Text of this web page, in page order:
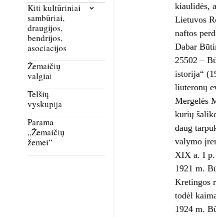
Kiti kultūriniai
sambūriai,
draugijos,
bendrijos,
asociacijos
Žemaičių
valgiai
Telšių
vyskupija
Parama
„Žemaičių
žemei“
kiaulidės,
Lietuvos
naftos
Dabar
25502 –
istorija“
liuteronų
Mergelės
kurių
daug
valymo
XIX a. I p.
1921 m.
Kretingos
todėl
1924 m.